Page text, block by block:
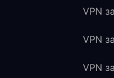
VPN
VPN
VPN